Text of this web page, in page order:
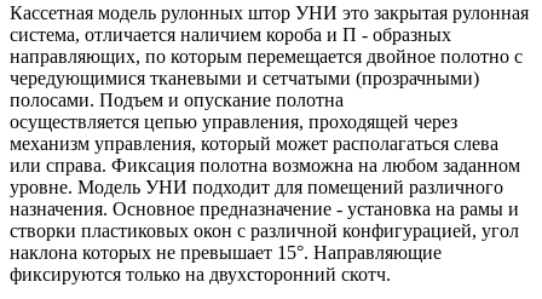
Кассетная модель рулонных штор УНИ это закрытая рулонная
система, отличается наличием короба и П - образных
направляющих, по которым перемещается двойное полотно с
чередующимися тканевыми и сетчатыми (прозрачными)
полосами. Подъем и опускание полотна
осуществляется цепью управления, проходящей через
механизм управления, который может располагаться слева
или справа. Фиксация полотна возможна на любом заданном
уровне. Модель УНИ подходит для помещений различного
назначения. Основное предназначение - установка на рамы и
створки пластиковых окон с различной конфигурацией, угол
наклона которых не превышает 15°. Направляющие
фиксируются только на двухсторонний скотч.